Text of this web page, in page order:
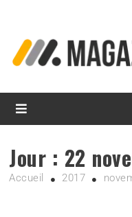
Jour : 22
Accueil 2017